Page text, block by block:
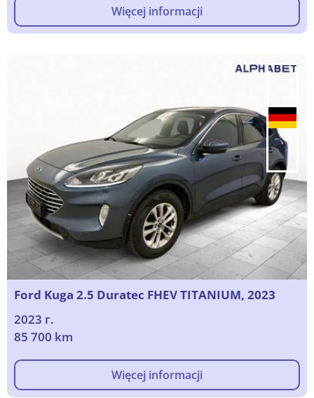
Więcej informacji
Ford Kuga 2.5 Duratec FHEV TITANIUM, 2023
2023 г.
85 700 km
Więcej informacji